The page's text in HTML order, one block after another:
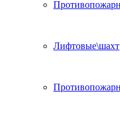
Лифтовые\шахт